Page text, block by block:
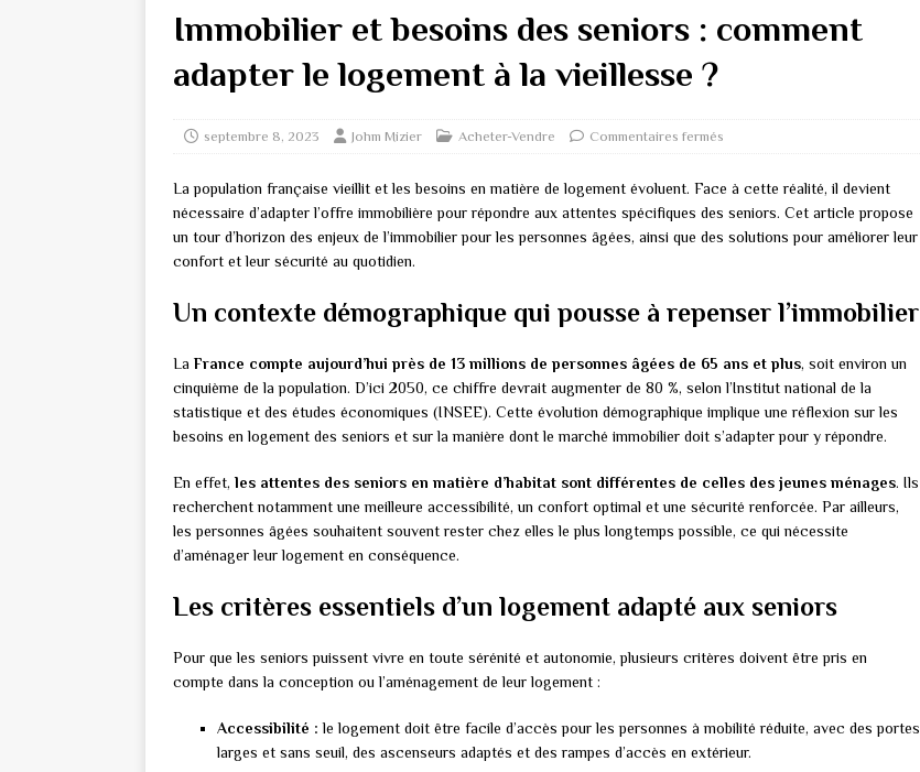
Immobilier et besoins des seniors : comment
adapter le logement à la vieillesse ?
septembre 8, 2023 Johm Mizier Acheter-Vendre Commentaires fermés
La population française vieillit et les besoins en matière de logement évoluent. Face à cette réalité, il devient
nécessaire d’adapter l’offre immobilière pour répondre aux attentes spécifiques des seniors. Cet article propose
un tour d’horizon des enjeux de l’immobilier pour les personnes âgées, ainsi que des solutions pour améliorer leur
confort et leur sécurité au quotidien.
Un contexte démographique qui pousse à repenser l’immobilier
La France compte aujourd’hui près de 13 millions de personnes âgées de 65 ans et plus, soit environ un
cinquième de la population. D’ici 2050, ce chiffre devrait augmenter de 80 %, selon l’Institut national de la
statistique et des études économiques (INSEE). Cette évolution démographique implique une réflexion sur les
besoins en logement des seniors et sur la manière dont le marché immobilier doit s’adapter pour y répondre.
En effet, les attentes des seniors en matière d’habitat sont différentes de celles des jeunes ménages. Ils
recherchent notamment une meilleure accessibilité, un confort optimal et une sécurité renforcée. Par ailleurs,
les personnes âgées souhaitent souvent rester chez elles le plus longtemps possible, ce qui nécessite
d’aménager leur logement en conséquence.
Les critères essentiels d’un logement adapté aux seniors
Pour que les seniors puissent vivre en toute sérénité et autonomie, plusieurs critères doivent être pris en
compte dans la conception ou l’aménagement de leur logement :
Accessibilité : le logement doit être facile d’accès pour les personnes à mobilité réduite, avec des portes
larges et sans seuil, des ascenseurs adaptés et des rampes d’accès en extérieur.